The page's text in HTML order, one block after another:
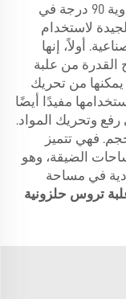
لماذا تُستخدم علب التروس الحلزونية بزاوية 90 درجة في
لاستخدام
أولاً، إنها
القدرة من علبة
من تحريك
مفيدًا أيضًا
رفع وتحريك المواد.
فهي تتميز
الضيقة، وهو
في مساحة
تروس حلزونية